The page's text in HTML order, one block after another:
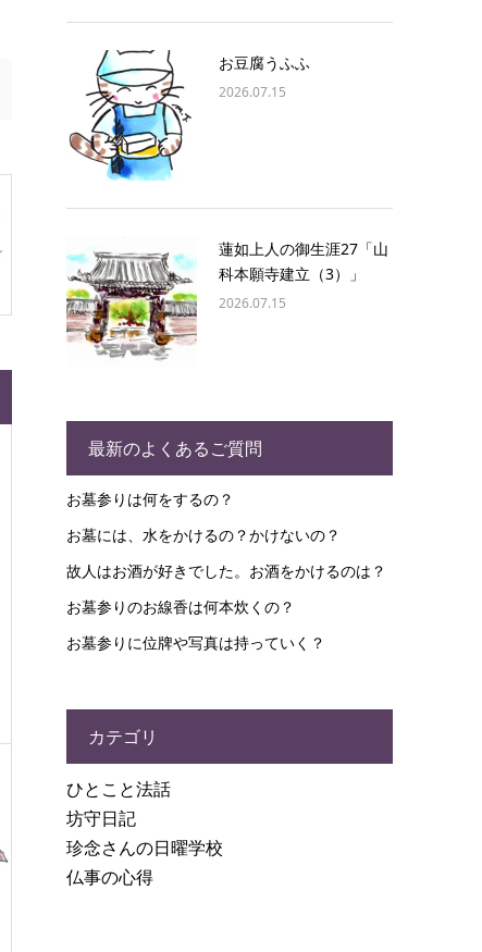
お豆腐うふふ
2026.07.15
蓮如上人の御生涯27「山
科本願寺建立（3）」
2026.07.15
最新のよくあるご質問
お墓参りは何をするの？
お墓には、水をかけるの？かけないの？
故人はお酒が好きでした。お酒をかけるのは？
お墓参りのお線香は何本炊くの？
お墓参りに位牌や写真は持っていく？
カテゴリ
ひとこと法話
坊守日記
珍念さんの日曜学校
仏事の心得